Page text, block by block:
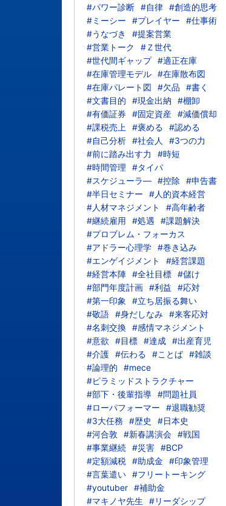
#パワー診断 #自律 #創造的思考
#ミーシー
#プレイヤー
#仕事術
#うなづき
#提案営業
#営業トーク
#Ｚ世代
#世代間ギャップ #適正在庫
#在庫管理モデル #在庫散布図
#在庫パレート図
#欠品
#書く
#文書目的
#現金出納
#棚卸
#有価証券
#固定資産 #減価償却
#課税売上
#褒める
#認める
#自己分析 #社会人
#3つの力
#前に踏み出す力
#時短
#時間管理
#タイパ
#スケジューラ― #控除
#申告書
#半日セミナー
#人的資本経営
#人材マネジメント
#高年齢者
#継続雇用
#処遇
#課題解決
#プロブレム・フォーカス
#アドラー心理学 #巻き込み
#エンゲイジメント
#経営課題
#経営本陣 #全社目標 #儲け
#部門年度計画 #利益
#応対
#第一印象
#立ち居振る舞い
#敬語 #身だしなみ #来客応対
#名刺交換 #感情マネジメント
#意欲
#目標 #達成 #出産育児
#介護 #伝わる #ことば #雑談
#論理的
#mece
#ピラミッドストラクチャー
#部下・後輩指導 #問題社員
#ローパフォーマー
#退職勧奨
#3大任務
#歴史
#日本史
#河合敦
#新春講演会 #戦国
#事業継続 #災害 #BCP
#定額減税 #助成金
#印象管理
#言葉遣い #フリートーキング
#youtuber #補助金
#マキノヤ先生
#リーダシップ